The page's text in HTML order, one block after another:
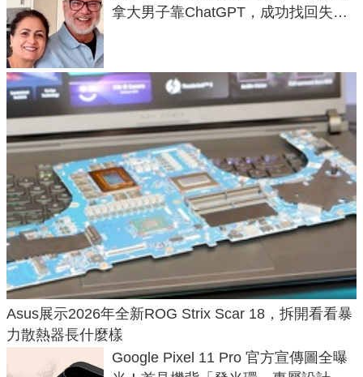
拿大男子靠ChatGPT，成功找回失散
Asus展示2026年全新ROG Strix Scar 18，拆開看看暴
力散熱器長什麼樣
Google Pixel 11 Pro 官方宣傳圖全曝